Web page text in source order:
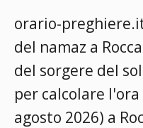
orario-
del namaz a
del sorgere del
per calcolare
agosto 2026) a